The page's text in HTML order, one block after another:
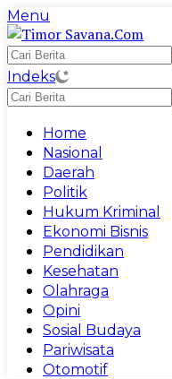
Langsung
ke
konten
Menu
Indeks
Home
Nasional
Daerah
Politik
Hukum Kriminal
Ekonomi Bisnis
Pendidikan
Kesehatan
Olahraga
Opini
Sosial Budaya
Pariwisata
Otomotif